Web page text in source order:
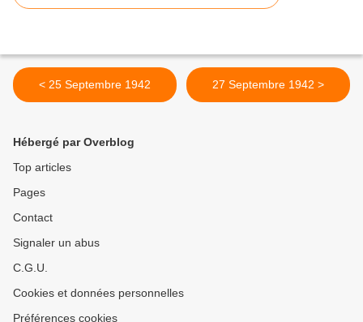
< 25 Septembre 1942 27 Septembre 1942 >
Hébergé par Overblog
Top articles
Pages
Contact
Signaler un abus
C.G.U.
Cookies et données personnelles
Préférences cookies